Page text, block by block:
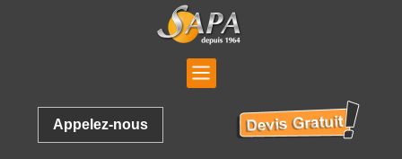
Appelez-nous